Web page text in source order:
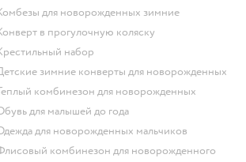
Комбезы для новорожденных зимние
Конверт в прогулочную коляску
Крестильный набор
Детские зимние конверты для новорожденных
Теплый комбинезон для новорожденных
Обувь для малышей до года
Одежда для новорожденных мальчиков
Флисовый комбинезон для новорожденного